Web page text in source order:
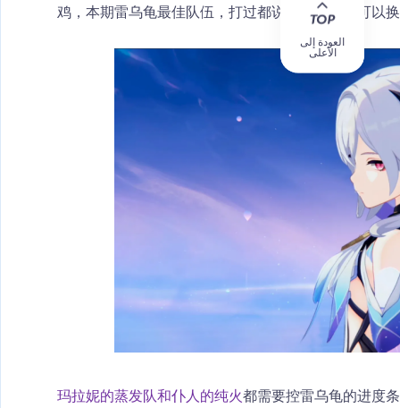
鸡，本期雷乌龟最佳队伍，打过都说好。芙宁娜可以
玛拉妮的蒸发队和仆人的纯火都需要控雷乌龟的进度
العودة إلى
الأعلى